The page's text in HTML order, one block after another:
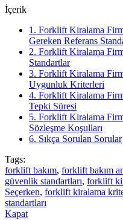
İçerik
1. Forklift Kiralama
Gereken Referans
2. Forklift Kiralama
Standartlar
3. Forklift Kiralama
Uygunluk Kriterleri
4. Forklift Kiralama
Tepki Süresi
5. Forklift Kiralama
Sözleşme Koşulları
6. Sıkça Sorulan Sorular
Tags:
forklift bakım, forklift bakım
güvenlik standartları, forklift
Seçerken, forklift kiralama
standartları
Kapat